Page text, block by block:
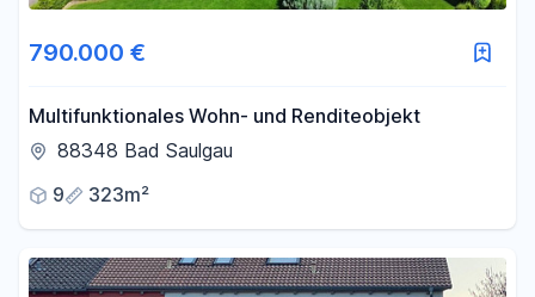
790.000 €
Multifunktionales Wohn- und Renditeobjekt
88348 Bad Saulgau
9
323m²